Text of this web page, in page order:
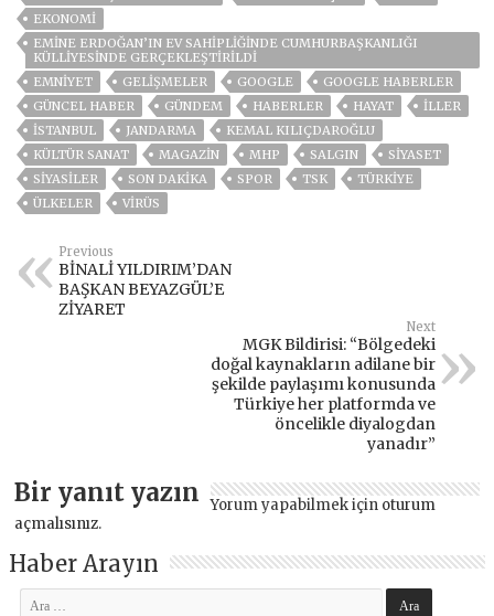
EKONOMİ
EMINE ERDOĞAN’IN EV SAHIPLIĞINDE CUMHURBAŞKANLIĞI
KÜLLIYESINDE GERÇEKLEŞTIRILDI
EMNİYET
GELIŞMELER GOOGLE
GOOGLE HABERLER
GÜNCEL HABER
GÜNDEM HABERLER HAYAT
İLLER
ISTANBUL
JANDARMA
KEMAL KILIÇDAROĞLU
KÜLTÜR SANAT
MAGAZİN MHP SALGIN
SİYASET
SİYASİLER
SON DAKIKA SPOR TSK
TÜRKİYE
ÜLKELER
VIRÜS
Previous
BİNALİ YILDIRIM’DAN
BAŞKAN BEYAZGÜL’E
ZİYARET
Next
MGK Bildirisi: “Bölgedeki
doğal kaynakların adilane bir
şekilde paylaşımı konusunda
Türkiye her platformda ve
öncelikle diyalogdan
yanadır”
Bir yanıt yazın Yorum yapabilmek için oturum
açmalısınız.
Haber Arayın